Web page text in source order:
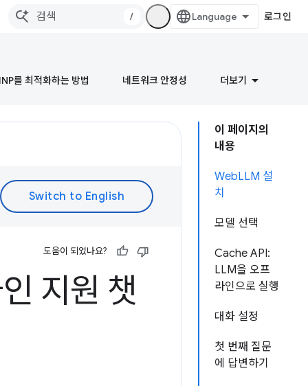
/ 로그인
를 최적화하는 방법 네트워크 안정성 더보기
이 페이지의
내용
WebLLM 설
치
모델 선택
Cache API:
LLM을 오프
라인으로 실행
대화 설정
첫 번째 질문
에 답변하기
도움이 되었나요?
지원 챗